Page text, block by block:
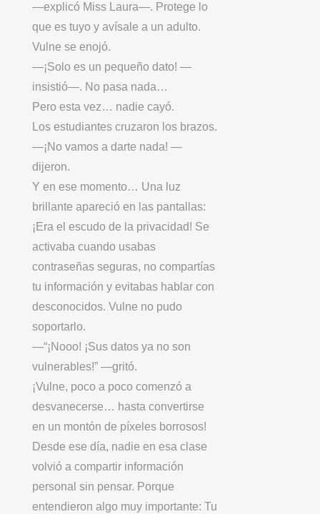
—explicó Miss Laura—. Protege lo
que es tuyo y avísale a un adulto.
Vulne se enojó.
—¡Solo es un pequeño dato! —
insistió—. No pasa nada…
Pero esta vez… nadie cayó.
Los estudiantes cruzaron los brazos.
—¡No vamos a darte nada! —
dijeron.
Y en ese momento… Una luz
brillante apareció en las pantallas:
¡Era el escudo de la privacidad! Se
activaba cuando usabas
contraseñas seguras, no compartías
tu información y evitabas hablar con
desconocidos. Vulne no pudo
soportarlo.
—“¡Nooo! ¡Sus datos ya no son
vulnerables!” —gritó.
¡Vulne, poco a poco comenzó a
desvanecerse… hasta convertirse
en un montón de píxeles borrosos!
Desde ese día, nadie en esa clase
volvió a compartir información
personal sin pensar. Porque
entendieron algo muy importante: Tu